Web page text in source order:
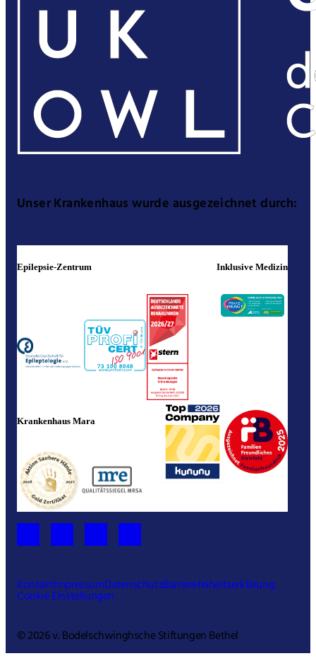
Unser Krankenhaus wurde ausgezeichnet durch:
Epilepsie-Zentrum Inklusive Medizin
Krankenhaus Mara
KontaktImpressumDatenschutzBarrierefeiheitserklärung
Cookie Einstellungen
© 2026 v. Bodelschwinghsche Stiftungen Bethel